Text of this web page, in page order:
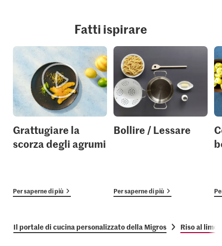
Fatti ispirare
Grattugiare la
scorza degli agrumi
Per saperne di più
Bollire / Lessare
Per saperne di più
Il portale di cucina personalizzato della Migros Riso al